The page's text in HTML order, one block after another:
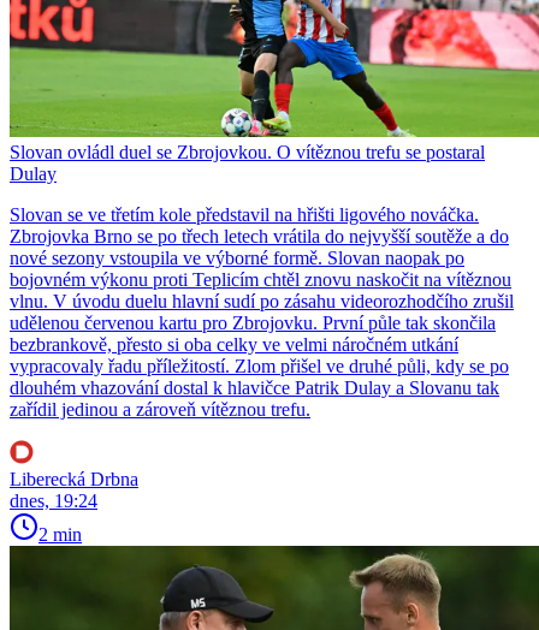
Slovan ovládl duel se Zbrojovkou. O vítěznou trefu se postaral
Dulay
Slovan se ve třetím kole představil na hřišti ligového nováčka.
Zbrojovka Brno se po třech letech vrátila do nejvyšší soutěže a do
nové sezony vstoupila ve výborné formě. Slovan naopak po
bojovném výkonu proti Teplicím chtěl znovu naskočit na vítěznou
vlnu. V úvodu duelu hlavní sudí po zásahu videorozhodčího zrušil
udělenou červenou kartu pro Zbrojovku. První půle tak skončila
bezbrankově, přesto si oba celky ve velmi náročném utkání
vypracovaly řadu příležitostí. Zlom přišel ve druhé půli, kdy se po
dlouhém vhazování dostal k hlavičce Patrik Dulay a Slovanu tak
zařídil jedinou a zároveň vítěznou trefu.
Liberecká Drbna
dnes, 19:24
2 min